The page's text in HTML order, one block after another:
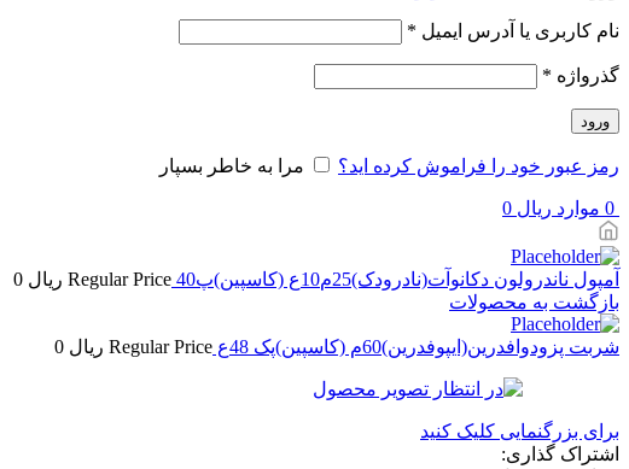
نام کاربری یا آدرس ایمیل *
گذرواژه *
ورود
رمز عبور خود را فراموش کرده اید؟ مرا به خاطر بسپار
0 موارد ریال
آمپول ناندرولون دکانوآت(نادرودک)25م10ع (کاسپین)پ40 Regular Price ریال
بازگشت به محصولات
شربت پزودوافدرین(ایپوفدرین)60م (کاسپین)پک 48ع Regular Price ریال
برای بزرگنمایی کلیک کنید
اشتراک گذاری: